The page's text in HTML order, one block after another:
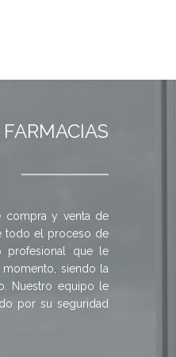
compra y venta de
todo el proceso de
profesional que le
siendo la
Nuestro equipo le
por su seguridad